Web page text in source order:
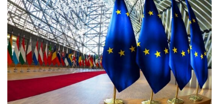
battere il concorrente Bezos. Per ora non ci sono
comunicazioni ufficiali sul prossimo volo, in programma
a fine settembre. Dovrà ospitare la missione italiana
“Virtute”, con dodici esperimenti e tre passeggeri dalla
Penisola. Tutti i dettagli